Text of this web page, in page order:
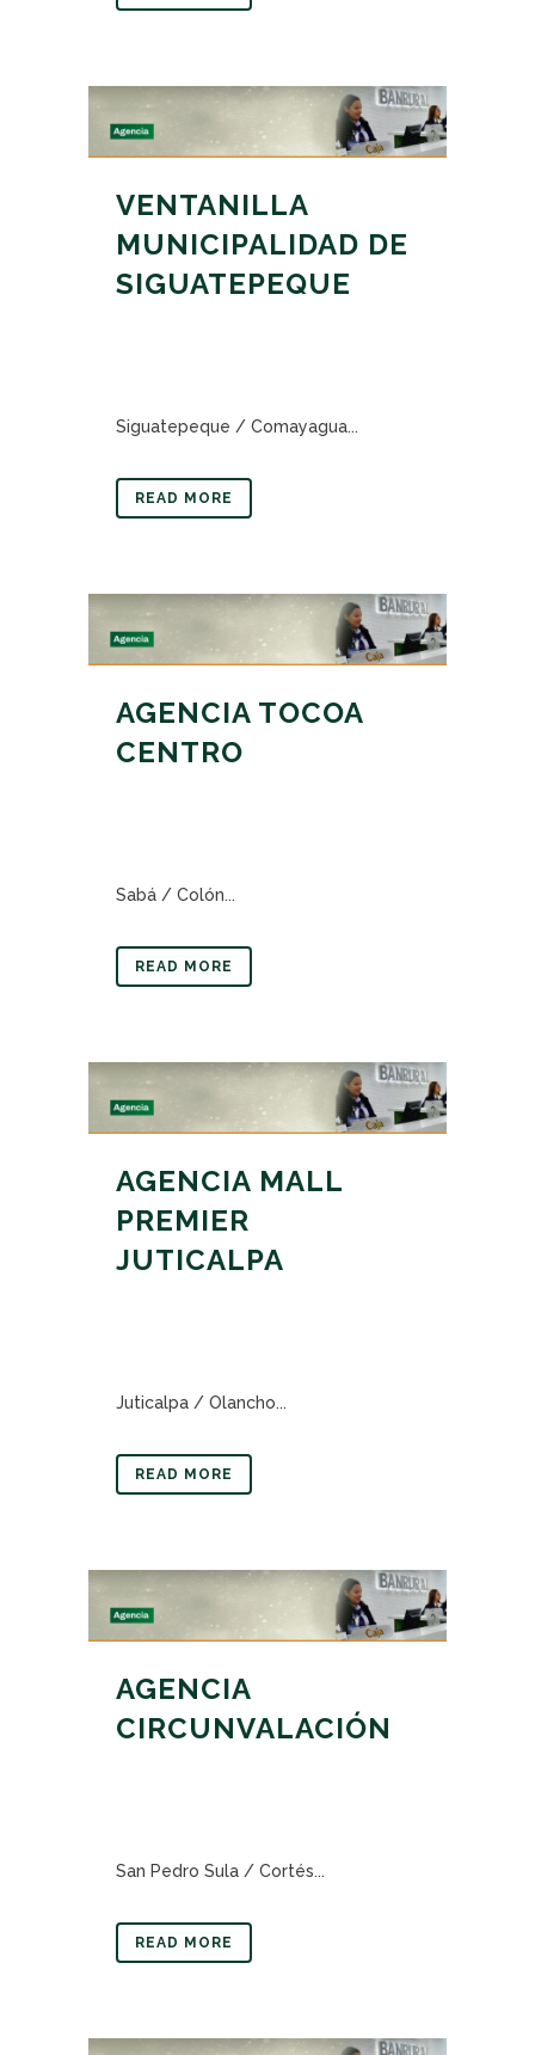
VENTANILLA
MUNICIPALIDAD DE
SIGUATEPEQUE
Siguatepeque / Comayagua...
READ MORE
AGENCIA TOCOA
CENTRO
Sabá / Colón...
READ MORE
AGENCIA MALL
PREMIER
JUTICALPA
Juticalpa / Olancho...
READ MORE
AGENCIA
CIRCUNVALACIÓN
San Pedro Sula / Cortés...
READ MORE